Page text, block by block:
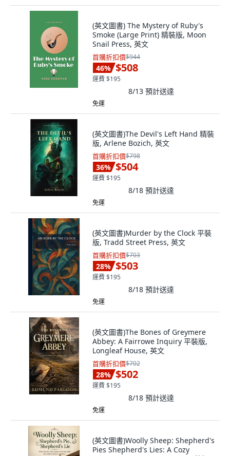
(英文圖書) The Mystery of Ruby's
Smoke (Large Print) 精裝版, Moon
Snail Press, 英文
首購折扣價$944
46% $508
運費 $195
8/13 預計送達
免運
(英文圖書)The Devil's Left Hand 精裝
版, Arlene Bozich, 英文
首購折扣價$798
36% $504
運費 $195
8/18 預計送達
免運
(英文圖書)Murder by the Clock 平裝
版, Tradd Street Press, 英文
首購折扣價$703
28% $503
運費 $195
8/18 預計送達
免運
(英文圖書)The Bones of Greymere
Abbey: A Fairrowe Inquiry 平裝版,
Longleaf House, 英文
首購折扣價$702
28% $502
運費 $195
8/18 預計送達
免運
(英文圖書)Woolly Sheep: Shepherd's
Pies Shepherd's Lies: A Cozy